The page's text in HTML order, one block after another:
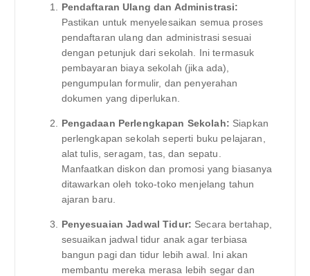
Pendaftaran Ulang dan Administrasi:
Pastikan untuk menyelesaikan semua proses
pendaftaran ulang dan administrasi sesuai
dengan petunjuk dari sekolah. Ini termasuk
pembayaran biaya sekolah (jika ada),
pengumpulan formulir, dan penyerahan
dokumen yang diperlukan.
Pengadaan Perlengkapan Sekolah: Siapkan
perlengkapan sekolah seperti buku pelajaran,
alat tulis, seragam, tas, dan sepatu.
Manfaatkan diskon dan promosi yang biasanya
ditawarkan oleh toko-toko menjelang tahun
ajaran baru.
Penyesuaian Jadwal Tidur: Secara bertahap,
sesuaikan jadwal tidur anak agar terbiasa
bangun pagi dan tidur lebih awal. Ini akan
membantu mereka merasa lebih segar dan